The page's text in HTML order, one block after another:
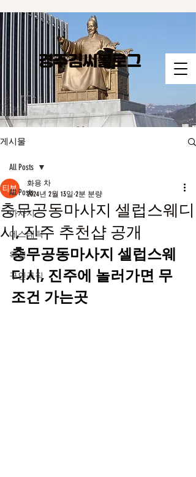
경주김씨​블로그
게시물
All Posts
마사지
에스테틱
왁싱
구인구직
All Posts
충무공동마사지 셀럽스웨디
시, 진주 추천샵 공개
화용 차
2024년 2월 13일 2분 분량
충무공동마사지 셀럽스웨
디시, 진주에 놀러가면 무
조건 가는곳